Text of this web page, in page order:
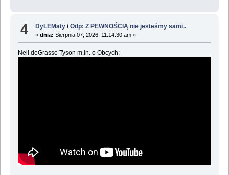
4 DyLEMaty /Odp: Z PEWNOŚCIĄ nie jesteśmy sami..
«dnia: Sierpnia 07, 2026, 11:14:30 am »
Neil deGrasse Tyson m.in. o Obcych: